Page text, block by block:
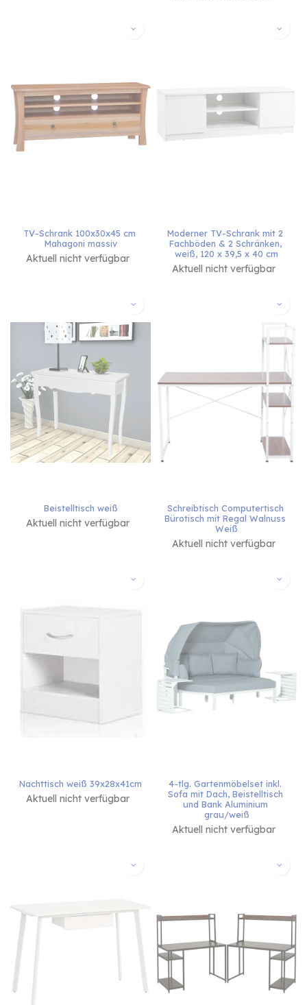
TV-Schrank 100x30x45 cm
Mahagoni massiv
Aktuell nicht verfügbar
Moderner TV-Schrank mit 2
Fachböden & 2 Schränken,
weiß, 120 x 39,5 x 40 cm
Aktuell nicht verfügbar
Beistelltisch weiß
Aktuell nicht verfügbar
Schreibtisch Computertisch
Bürotisch mit Regal Walnuss
Weiß
Aktuell nicht verfügbar
Nachttisch weiß 39x28x41cm
Aktuell nicht verfügbar
4-tlg. Gartenmöbelset inkl.
Sofa mit Dach, Beistelltisch
und Bank Aluminium
grau/weiß
Aktuell nicht verfügbar